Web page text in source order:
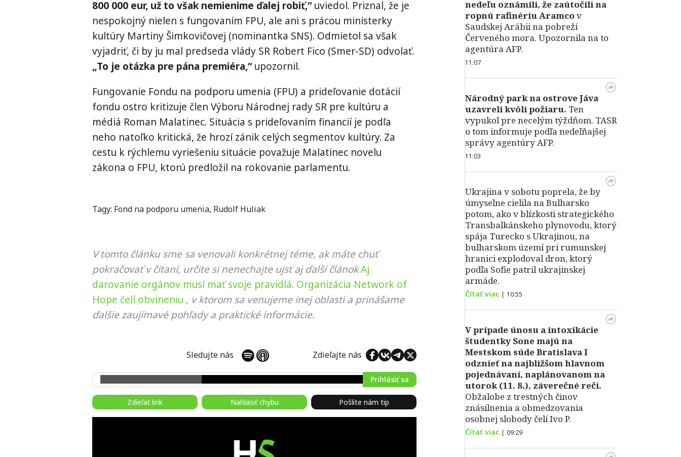
800 000 eur, už to však nemienime ďalej robiť,“uviedol. Priznal, že je
nespokojný nielen s fungovaním FPU, ale ani s prácou ministerky
kultúry Martiny Šimkovičovej (nominantka SNS). Odmietol sa však
vyjadriť, či by ju mal predseda vlády SR Robert Fico (Smer-SD) odvolať.
„To je otázka pre pána premiéra,“upozornil.
Fungovanie Fondu na podporu umenia (FPU) a prideľovanie dotácií
fondu ostro kritizuje člen Výboru Národnej rady SR pre kultúru a
médiá Roman Malatinec. Situácia s prideľovaním financií je podľa
neho natoľko kritická, že hrozí zánik celých segmentov kultúry. Za
cestu k rýchlemu vyriešeniu situácie považuje Malatinec novelu
zákona o FPU, ktorú predložil na rokovanie parlamentu.
Tagy: Fond na podporu umenia, Rudolf Huliak
V tomto článku sme sa venovali konkrétnej téme, ak máte chuť
pokračovať v čítaní, určite si nenechajte ujsť aj ďalší článokAj
darovanie orgánov musí mať svoje pravidlá. Organizácia Network of
Hope čelí obvineniu , v ktorom sa venujeme inej oblasti a prinášame
ďalšie zaujímavé pohľady a praktické informácie.
Sledujte nás Zdieľajte nás
Prihlásiť sa
Zdieľať link Nahlásiť chybu Pošlite nám tip
nedeľu oznámili, že zaútočili na
ropnú rafinériu Aramco v
Saudskej Arábii na pobreží
Červeného mora. Upozornila na to
agentúra AFP.
11:07
Národný park na ostrove Jáva
uzavreli kvôli požiaru. Ten
vypukol pre necelým týždňom. TASR
o tom informuje podľa nedeľňajšej
správy agentúry AFP.
11:03
Ukrajina v sobotu poprela, že by
úmyselne cielila na Bulharsko
potom, ako v blízkosti strategického
Transbalkánskeho plynovodu, ktorý
spája Turecko s Ukrajinou, na
bulharskom území pri rumunskej
hranici explodoval dron, ktorý
podľa Sofie patril ukrajinskej
armáde.
Čítať viac | 10:55
V prípade únosu a intoxikácie
študentky Sone majú na
Mestskom súde Bratislava I
odznieť na najbližšom hlavnom
pojednávaní, naplánovanom na
utorok (11. 8.), záverečné reči.
Obžalobe z trestných činov
znásilnenia a obmedzovania
osobnej slobody čelí Ivo P.
Čítať viac | 09:29